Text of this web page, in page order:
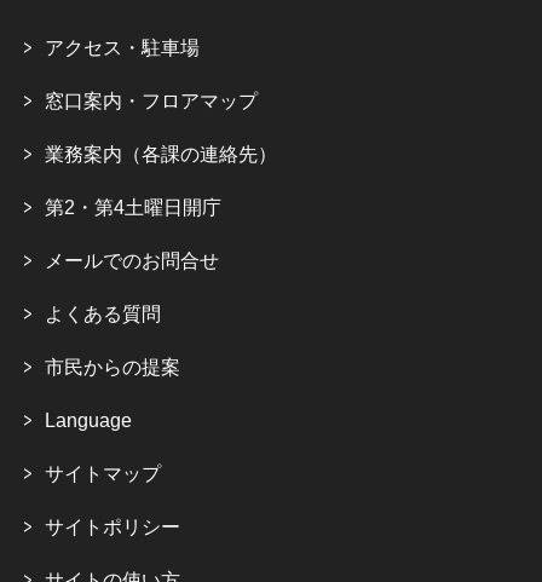
アクセス・駐車場
窓口案内・フロアマップ
業務案内（各課の連絡先）
第2・第4土曜日開庁
メールでのお問合せ
よくある質問
市民からの提案
Language
サイトマップ
サイトポリシー